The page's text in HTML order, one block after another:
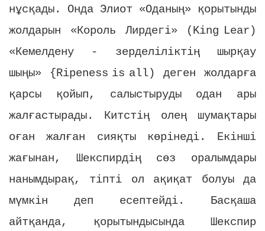
нұсқады. Онда Элиот «Оданың» қорытынды
жолдарын «Король Лирдегі» (King Lear)
«Кемелдену - зерделіліктің шырқау
шыңы» {Ripeness is all) деген жолдарға
қарсы қойып, салыстыруды одан ары
жалғастырады. Китстің олең шумақтары
оған жалған сияқты көрінеді. Екінші
жағынан, Шекспирдің сөз оралымдары
нанымдырақ, тіпті ол ақиқат болуы да
мүмкін деп есептейді. Басқаша
айтқанда, қорытындысында Шекспир